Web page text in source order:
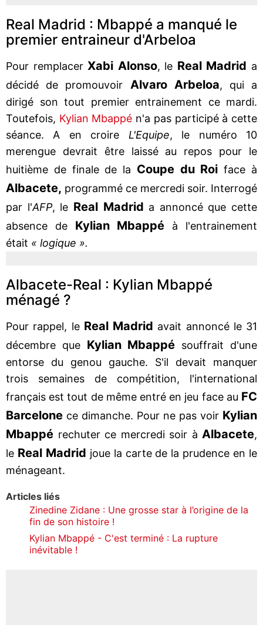
Real Madrid : Mbappé a manqué le
premier entraineur d'Arbeloa
Pour remplacerXabi Alonso, le Real Madrid a
décidé de promouvoir Alvaro Arbeloa, qui a
dirigé son tout premier entrainement ce mardi.
Toutefois, Kylian Mbappé n'a pas participé à cette
séance. A en croire L'Equipe, le numéro 10
merengue devrait être laissé au repos pour le
huitième de finale de la Coupe du Roi face à
Albacete, programmé ce mercredi soir. Interrogé
par l'AFP, le Real Madrid a annoncé que cette
absence de Kylian Mbappé
à l'entrainement
était « logique ».
Albacete-Real : Kylian Mbappé
ménagé ?
Pour rappel, le Real Madrid avait annoncé le 31
décembre que Kylian Mbappé souffrait d'une
entorse du genou gauche. S'il devait manquer
trois semaines de compétition, l'international
français est tout de même entré en jeu face au FC
Barcelone ce dimanche. Pour ne pas voir Kylian
Mbappé rechuter ce mercredi soir à Albacete,
le Real Madrid joue la carte de la prudence en le
ménageant.
Articles liés
Zinedine Zidane : Une grosse star à l’origine de la
fin de son histoire !
Kylian Mbappé - C'est terminé : La rupture
inévitable !